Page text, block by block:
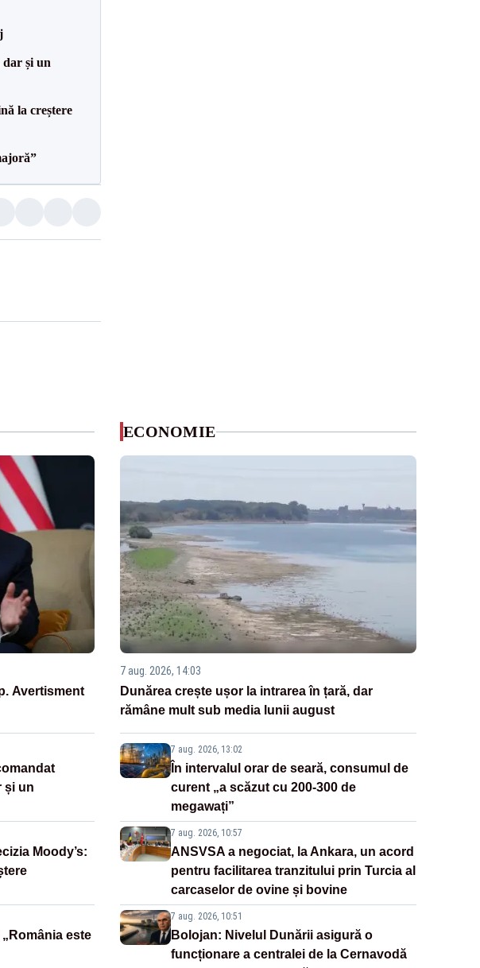
dar și un
la creștere
Avertisment
și un
Moody’s:
este
ECONOMIE
7 aug. 2026, 14:03
Dunărea crește ușor la intrarea în țară, dar
rămâne mult sub media lunii august
7 aug. 2026, 13:02
În intervalul orar de seară, consumul de
curent „a scăzut cu 200-300 de
megawați”
7 aug. 2026, 10:57
ANSVSA a negociat, la Ankara, un acord
pentru facilitarea tranzitului prin Turcia al
carcaselor de ovine și bovine
7 aug. 2026, 10:51
Bolojan: Nivelul Dunării asigură o
funcționare a centralei de la Cernavodă